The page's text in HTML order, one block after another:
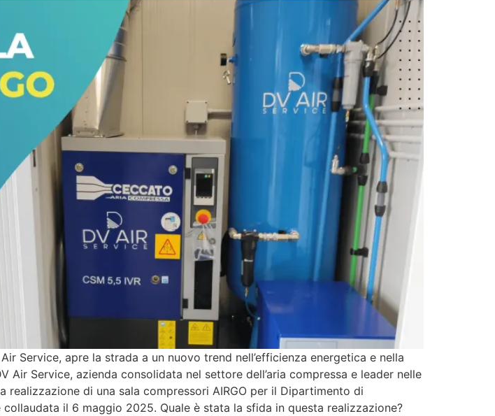
Service, apre la strada a un nuovo trend nell’efficienza energetica e nella
Service, azienda consolidata nel settore dell’aria compressa e leader nelle
di una sala compressori AIRGO per il Dipartimento di
il 6 maggio 2025. Quale è stata la sfida in questa realizzazione?